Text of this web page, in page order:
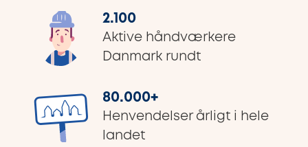
2.100
Aktive håndværkere
Danmark rundt
80.000+
Henvendelser årligt i hele
landet